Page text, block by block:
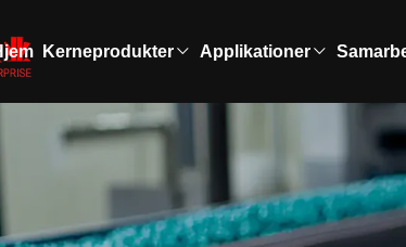
Kerneprodukter Applikationer